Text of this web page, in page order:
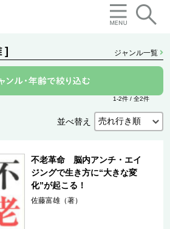
] ジャンル一覧
1-2件 / 全2件
並べ替え
不老革命 脳内アンチ・エイ
ジングで生き方に“大きな変
化”が起こる！
佐藤富雄（著）